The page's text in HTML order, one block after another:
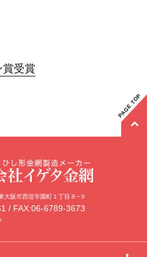
賞受賞
大阪市西堤学園町１丁目８−９
/ FAX:06-6789-3673